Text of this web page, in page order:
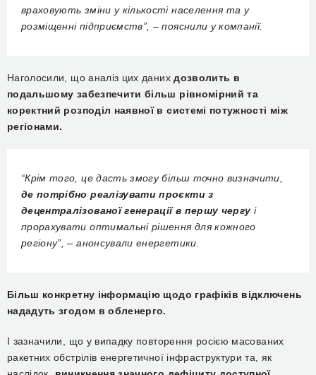
враховують зміни у кількості населення та у
розміщенні підприємств”, – пояснили у компанії.
Наголосили, що аналіз цих данихдозволить в
подальшому забезпечити більш рівномірний та
коректний розподіл наявної в системі потужності між
регіонами.
“Крім того, це дасть змогу більш точно визначити,
де потрібно реалізувати проєкти з
децентралізованої генерації в першу чергу і
прорахувати оптимальні рішення для кожного
регіону”, – анонсували енергетики.
Більш конкретну інформацію щодо графіків відключень
нададуть згодом в обленерго.
І зазначили, що у випадку повторення росією масованих
ракетних обстрілів енергетичної інфраструктури та, як